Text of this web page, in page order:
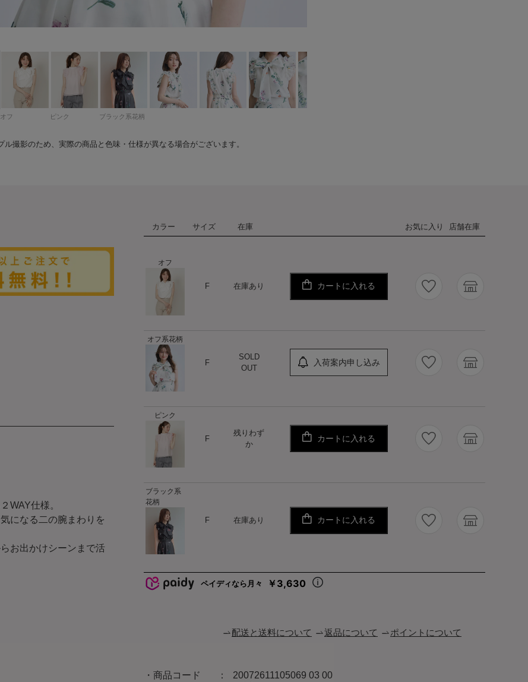
着用サイズ：Fサイズ
着用サイズ：Fサイズ
着用サイズ：Fサイズ
着用サイズ：Fサイズ
着用サイズ：Fサイズ
着用サイズ：Fサイズ
着用サイズ：Fサイズ
着用サイズ：Fサイズ
着用サイズ：Fサイズ
着用サイズ：Fサイズ
着用サイズ：Fサイズ
着用サイズ：Fサイズ
着用サイズ：Fサイズ
着用サイズ：Fサイズ
着用サイズ：Fサイズ
着用サイズ：Fサイズ
着用サイズ：Fサイズ
着用サイズ：Fサイズ
着用サイズ：Fサイズ
着用サイズ：Fサイズ
着用サイズ：Fサイズ
オフ ピンク ブラック系花柄
撮影のため、実際の商品と色味・仕様が異なる場合がございます。
WAY仕様。
になる二の腕まわりを
お出かけシーンまで活
カラー サイズ 在庫 お気に入り 店舗在庫
オフ
F 在庫あり カートに入れる
ハート
オフ系花柄
F
SOLD
OUT
入荷案内申し込み
ハート
ピンク
F
残りわず
か
カートに入れる
ブラック系
花柄
F 在庫あり カートに入れる
ペイディなら月々 ￥3,630
配送と送料について 返品について ポイントについて
商品コード
20072611105069 03 00